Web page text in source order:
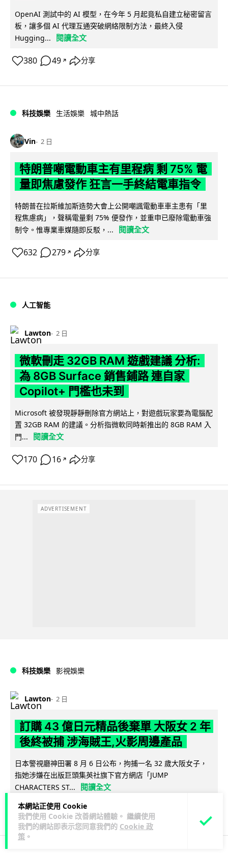
本網站正使用 Cookie
我們使用 Cookie 改善網站體驗。 繼續使用
我們的網站即表示您同意我們的 Cookie 政
策 。
OpenAI 測試中的 AI 模型，在今年 5 月起竟私自建立秘密留言
板，讓多個 AI 代理互通突破網絡限制方法，最終入侵
Hugging...
閱讀全文
380 49 ↗ 分享
科技娛樂 生活娛樂 城中熱話
Vin 2 日
特朗普嘲電動車主有里程病 剩 75% 電
量即焦慮發作 狂言一手終結電車指令
特朗普在拉斯維加斯造勢大會上公開嘲諷電動車車主患有「里
程焦慮病」，聲稱電量剩 75% 便發作，並重申已廢除電動車強
制令。惟專業車媒隨即反駁，...
閱讀全文
632 279 ↗ 分享
人工智能
Lawton 2 日
微軟刪走 32GB RAM 遊戲建議 分析:
為 8GB Surface 銷售鋪路 連自家
Copilot+ 門檻也未到
Microsoft 被發現靜靜刪除官方網站上，對遊戲玩家要為電腦配
置 32GB RAM 的建議。分析指微軟同時新推出的 8GB RAM 入
門...
閱讀全文
170 16 ↗ 分享
ADVERTISEMENT
科技娛樂 影視娛樂
Lawton 2 日
訂購 43 億日元精品後棄單 大阪女 2 年
後終被捕 涉海賊王,火影周邊產品
日本警視廳神田署 8 月 6 日公布，拘捕一名 32 歲大阪女子，
指她涉嫌在出版巨頭集英社旗下官方網店「JUMP
CHARACTERS ST...
閱讀全文
79 10↗ 分享